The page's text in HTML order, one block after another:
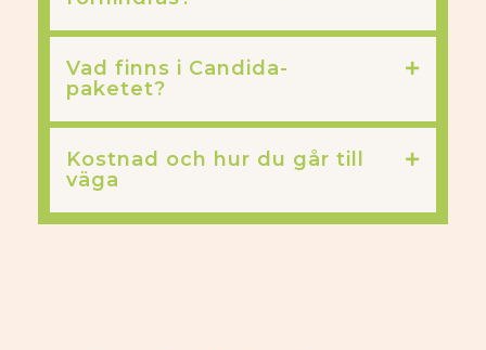
Vad finns i Candida-
paketet?
Kostnad och hur du går till
väga